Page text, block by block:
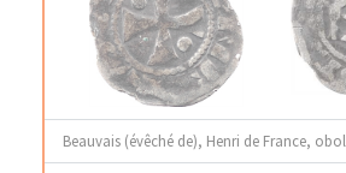
Beauvais (évêché de), Henri de France,